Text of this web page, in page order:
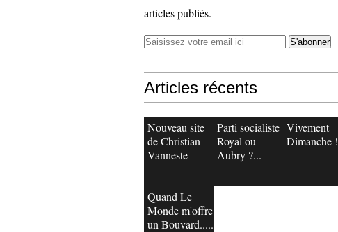
articles publiés.
Articles récents
Nouveau site
de Christian
Vanneste
Parti socialiste :
Royal ou
Aubry ?...
Vivement
Dimanche !
Quand Le
Monde m'offre
un Bouvard.....